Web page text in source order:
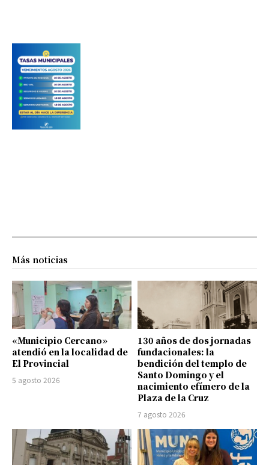
Más noticias
«Municipio Cercano»
atendió en la localidad de
El Provincial
5 agosto 2026
130 años de dos jornadas
fundacionales: la
bendición del templo de
Santo Domingo y el
nacimiento efímero de la
Plaza de la Cruz
7 agosto 2026